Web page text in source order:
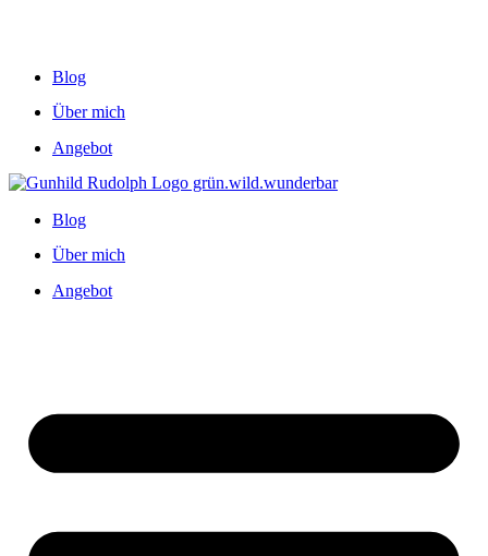
Blog
Über mich
Angebot
Blog
Über mich
Angebot